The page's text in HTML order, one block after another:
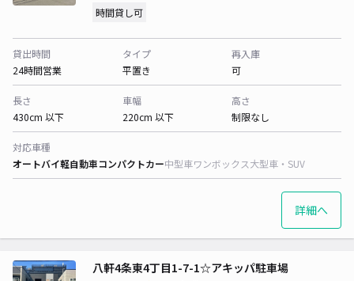
時間貸し可
貸出時間
24時間営業
タイプ
平置き
再入庫
可
長さ
430cm 以下
車幅
220cm 以下
高さ
制限なし
対応車種
オートバイ軽自動車コンパクトカー中型車ワンボックス大型車・SUV
詳細へ
八軒4条東4丁目1-7-1☆アキッパ駐車場